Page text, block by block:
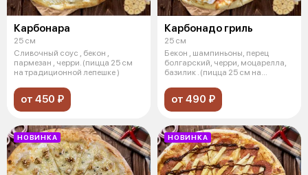
Карбонара
25 см
Сливочный соус , бекон ,
пармезан , черри. (пицца 25 см
на традиционной лепешке )
от 450 ₽
Карбонадо гриль
25 см
Бекон , шампиньоны, перец
болгарский, черри, моцарелла,
базилик . (пицца 25 см на
от 490 ₽
НОВИНКА НОВИНКА